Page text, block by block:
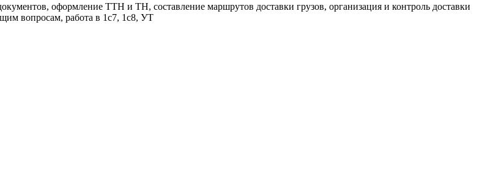
оформление ТТН и ТН, составление маршрутов доставки грузов, организация и контроль доставки
вопросам, работа в 1с7, 1с8, УТ